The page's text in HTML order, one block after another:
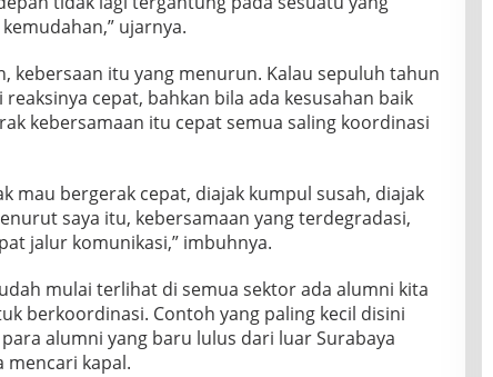
ujarnya.
kebersaan itu yang menurun. Kalau sepuluh tahun
cepat, bahkan bila ada kesusahan baik
kebersamaan itu cepat semua saling koordinasi
mau bergerak cepat, diajak kumpul susah, diajak
saya itu, kebersamaan yang terdegradasi,
jalur komunikasi,” imbuhnya.
mulai terlihat di semua sektor ada alumni kita
berkoordinasi. Contoh yang paling kecil disini
alumni yang baru lulus dari luar Surabaya
mencari kapal.